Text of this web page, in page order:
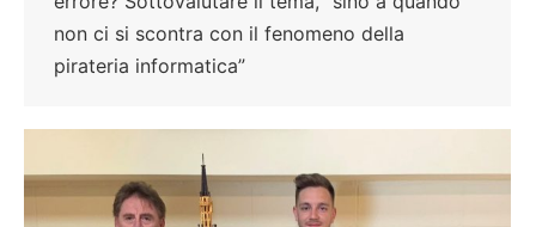
non ci si scontra con il fenomeno della
pirateria informatica”